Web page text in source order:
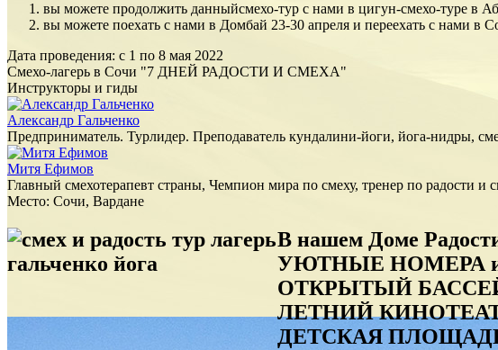
вы можете продолжить данныйсмехо-тур с нами в цигун-смехо-туре в
вы можете поехать с нами в Домбай 23-30 апреля и переехать с нами в
Дата проведения: с 1 по 8 мая 2022
Смехо-лагерь в Сочи "7 ДНЕЙ РАДОСТИ И СМЕХА"
Инструкторы и гиды
Александр Гальченко
Предприниматель. Турлидер. Преподаватель кундалини-йоги, йога-нидры,
Митя Ефимов
Главный смехотерапевт страны, Чемпион мира по смеху, тренер по радости и
Место: Сочи, Вардане
В нашем Доме
УЮТНЫЕ НОМЕРА и
ОТКРЫТЫЙ
ЛЕТНИЙ
ДЕТСКАЯ